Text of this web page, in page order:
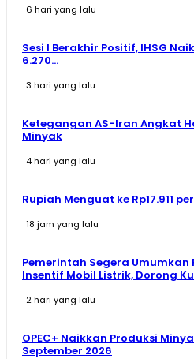
6 hari yang lalu
Sesi I Berakhir Positif, IHSG
6.270...
3 hari yang lalu
Ketegangan AS-Iran Angkat
Minyak
4 hari yang lalu
Rupiah Menguat ke Rp17.911
18 jam yang lalu
Pemerintah Segera Umumkan
Insentif Mobil Listrik, Dorong
2 hari yang lalu
OPEC+ Naikkan Produksi
September 2026